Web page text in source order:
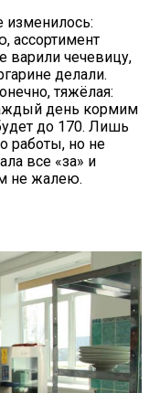
изменилось:
ассортимент
варили чечевицу,
делали.
тяжёлая:
день кормим
до 170. Лишь
работы, но не
все «за» и
не жалею.